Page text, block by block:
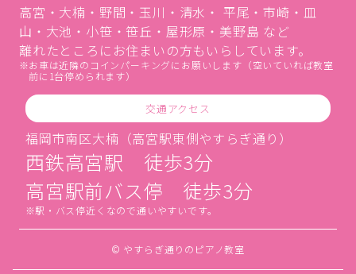
高宮・大楠・野間・玉川・清水・ 平尾・市崎・皿
山・大池・小笹・笹丘・屋形原・美野島 など
離れたところにお住まいの方もいらしています。
お車は近隣のコインパーキングにお願いします（空いていれば教室
前に1台停められます）
交通アクセス
福岡市南区大楠（高宮駅東側やすらぎ通り）
西鉄高宮駅 徒歩3分
高宮駅前バス停 徒歩3分
駅・バス停近くなので通いやすいです。
© やすらぎ通りのピアノ教室